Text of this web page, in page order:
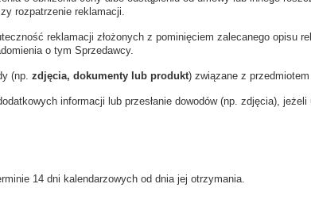
rozpatrzenie reklamacji.
reklamacji złożonych z pominięciem zalecanego opisu
o tym Sprzedawcy.
(np. zdjęcia, dokumenty lub produkt) związane z
informacji lub przesłanie dowodów (np. zdjęcia),
14 dni kalendarzowych od dnia jej otrzymania.